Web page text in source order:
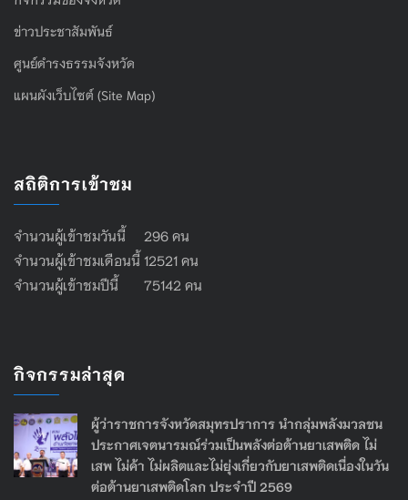
ข่าวประชาสัมพันธ์
ศูนย์ดำรงธรรมจังหวัด
แผนผังเว็บไซต์ (Site Map)
สถิติการเข้าชม
จำนวนผู้เข้าชมวันนี้ 296 คน
จำนวนผู้เข้าชมเดือนนี้ 12521 คน
จำนวนผู้เข้าชมปีนี้ 75142 คน
กิจกรรมล่าสุด
ผู้ว่าราชการจังหวัดสมุทรปราการ นำกลุ่มพลังมวลชน
ประกาศเจตนารมณ์ร่วมเป็นพลังต่อต้านยาเสพติด ไม่
เสพ ไม่ค้า ไม่ผลิตและไม่ยุ่งเกี่ยวกับยาเสพติดเนื่องในวัน
ต่อต้านยาเสพติดโลก ประจำปี 2569